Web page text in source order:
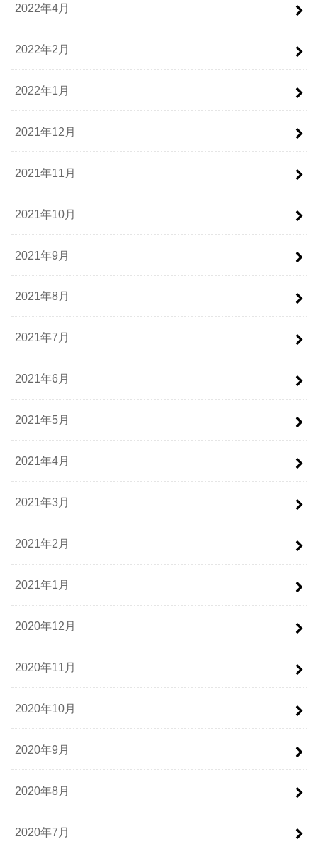
2022年4月
2022年2月
2022年1月
2021年12月
2021年11月
2021年10月
2021年9月
2021年8月
2021年7月
2021年6月
2021年5月
2021年4月
2021年3月
2021年2月
2021年1月
2020年12月
2020年11月
2020年10月
2020年9月
2020年8月
2020年7月